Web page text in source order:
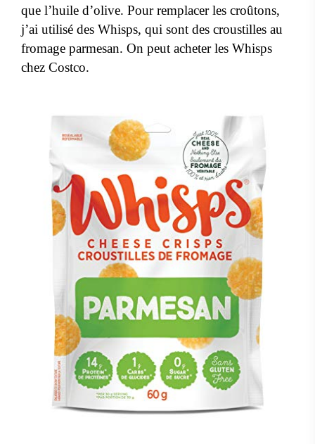
que l’huile d’olive. Pour remplacer les croûtons,
j’ai utilisé des Whisps, qui sont des croustilles au
fromage parmesan. On peut acheter les Whisps
chez Costco.